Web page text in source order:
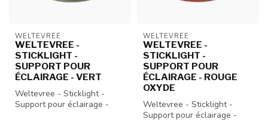
WELTEVREE
WELTEVREE -
STICKLIGHT -
SUPPORT POUR
ÉCLAIRAGE - VERT
Weltevree - Sticklight -
Support pour éclairage -
WELTEVREE
WELTEVREE -
STICKLIGHT -
SUPPORT POUR
ÉCLAIRAGE - ROUGE
OXYDE
Weltevree - Sticklight -
Support pour éclairage -